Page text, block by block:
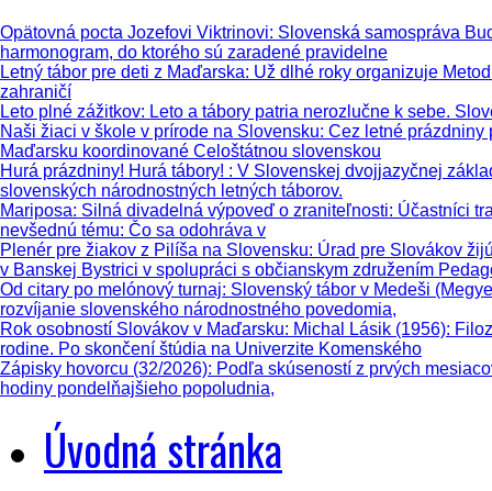
Opätovná pocta Jozefovi Viktrinovi: Slovenská samospráva
harmonogram, do ktorého sú zaradené pravidelne
Letný tábor pre deti z Maďarska: Už dlhé roky organizuje
zahraničí
Leto plné zážitkov: Leto a tábory patria nerozlučne k sebe.
Naši žiaci v škole v prírode na Slovensku: Cez letné
Maďarsku koordinované Celoštátnou slovenskou
Hurá prázdniny! Hurá tábory! : V Slovenskej dvojjazyčnej
slovenských národnostných letných táborov.
Mariposa: Silná divadelná výpoveď o zraniteľnosti: Účastníci
nevšednú tému: Čo sa odohráva v
Plenér pre žiakov z Pilíša na Slovensku: Úrad pre Slovákov
v Banskej Bystrici v spolupráci s občianskym združením
Od citary po melónový turnaj: Slovenský tábor v Medeši
rozvíjanie slovenského národnostného povedomia,
Rok osobností Slovákov v Maďarsku: Michal Lásik (1956):
rodine. Po skončení štúdia na Univerzite Komenského
Zápisky hovorcu (32/2026): Podľa skúseností z prvých
hodiny pondelňajšieho popoludnia,
Úvodná stránka